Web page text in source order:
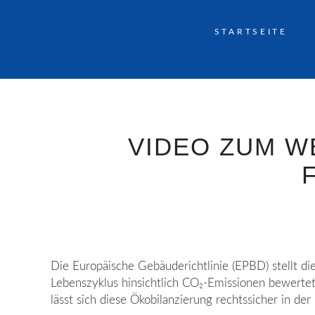
STARTSEITE
VIDEO ZUM
Die Europäische Gebäuderichtlinie (EPBD) stellt
Lebenszyklus hinsichtlich CO₂-Emissionen
lässt sich diese Ökobilanzierung rechtssicher in der